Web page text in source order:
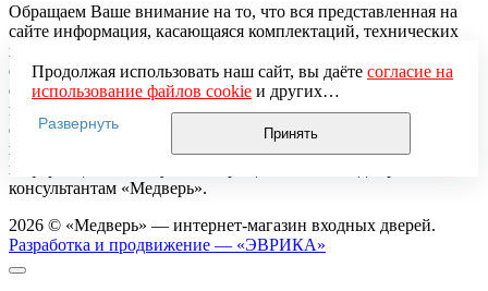
Обращаем Ваше внимание на то, что вся представленная на
сайте информация, касающаяся комплектаций, технических
характеристик, цветовых сочетаний, а также стоимости
стальных дверей, сроков изготовления и сервисного
обслуживания носит информационный характер и ни при
каких условиях не является публичной офертой,
определяемой положениями Статьи 437 (2) Гражданского
кодекса Российской Федерации. Для получения подробной
информации, пожалуйста, обращайтесь к менеджерам-
консультантам «Медверь».
2026 © «Медверь» — интернет-магазин входных дверей.
Разработка и продвижение — «ЭВРИКА»
Продолжая использовать наш сайт, вы даёте согласие на
использование файлов cookieи других
пользовательских данных (включая IP-адрес, сведения о
местоположении, устройстве, действиях на сайте и т. п.)
для функционирования сайта, проведения
использования систем аналитики (например,
обработки персональных данных.
Если вы не хотите, чтобы ваши данные обрабатывались,
Развернуть
Принять